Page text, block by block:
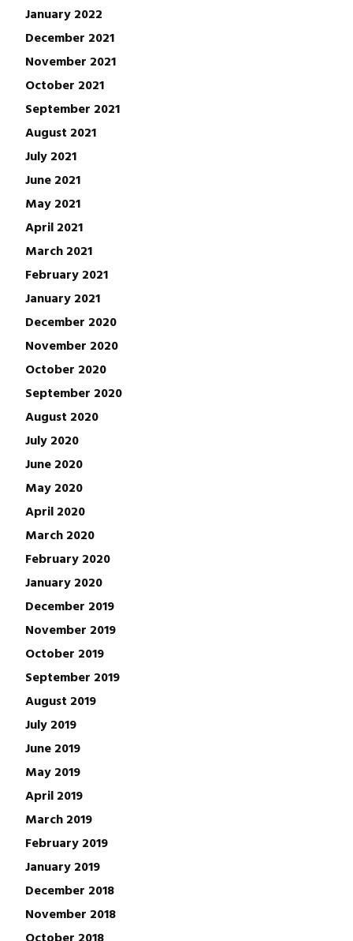
January 2022
December 2021
November 2021
October 2021
September 2021
August 2021
July 2021
June 2021
May 2021
April 2021
March 2021
February 2021
January 2021
December 2020
November 2020
October 2020
September 2020
August 2020
July 2020
June 2020
May 2020
April 2020
March 2020
February 2020
January 2020
December 2019
November 2019
October 2019
September 2019
August 2019
July 2019
June 2019
May 2019
April 2019
March 2019
February 2019
January 2019
December 2018
November 2018
October 2018